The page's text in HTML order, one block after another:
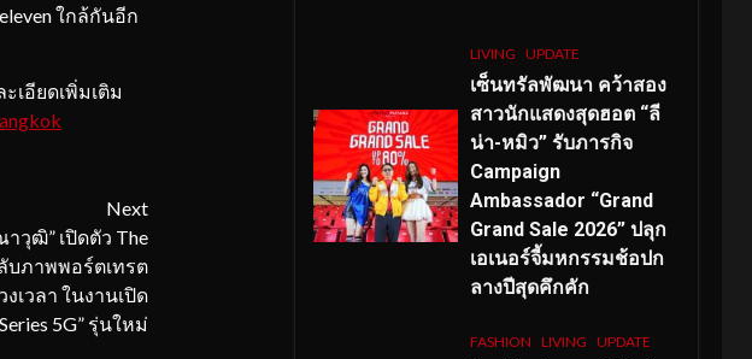
ใกล้กันอีก
อียดเพิ่มเติม
Next
วุฒิ” เปิดตัว The
บภาพพอร์ตเทรต
เวลา ในงานเปิด
5G” รุ่นใหม่
LIVING UPDATE
เซ็นทรัลพัฒนา คว้าสอง
สาวนักแสดงสุดฮอต “ลี
น่า-หมิว” รับภารกิจ
Campaign
Ambassador “Grand
Grand Sale 2026” ปลุก
เอเนอร์จี้มหกรรมช้อปก
ลางปีสุดคึกคัก
FASHION LIVING UPDATE